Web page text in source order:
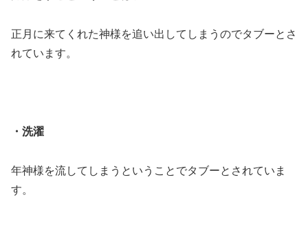
正月に来てくれた神様を追い出してしまうのでタブーとさ
れています。
・洗濯
年神様を流してしまうということでタブーとされていま
す。